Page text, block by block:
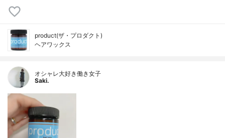
product(ザ・プロダクト)
ヘアワックス
オシャレ大好き働き女子
Saki.